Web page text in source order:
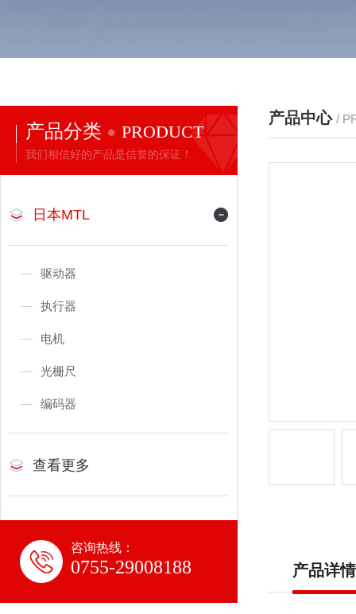
产品分类 PRODUCT
我们相信好的产品是信誉的保证！
日本MTL
驱动器
执行器
电机
光栅尺
编码器
查看更多
咨询热线：
0755-29008188
产品中心 /
产品详情